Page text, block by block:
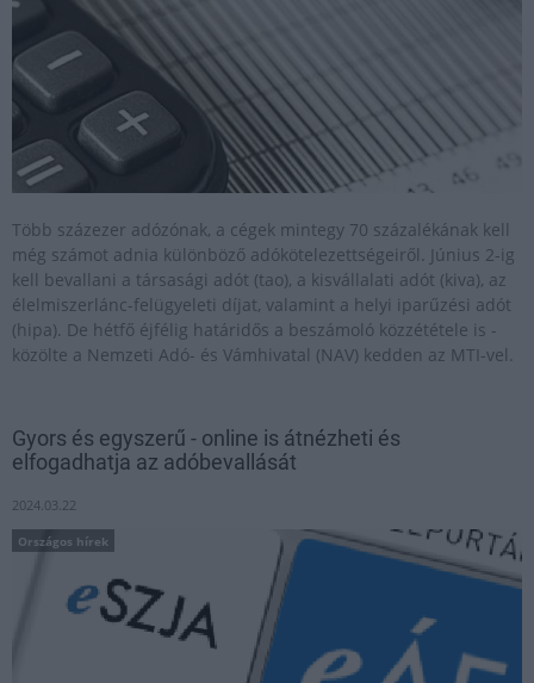
Több százezer adózónak, a cégek mintegy 70 százalékának kell
még számot adnia különböző adókötelezettségeiről. Június 2-ig
kell bevallani a társasági adót (tao), a kisvállalati adót (kiva), az
élelmiszerlánc-felügyeleti díjat, valamint a helyi iparűzési adót
(hipa). De hétfő éjfélig határidős a beszámoló közzététele is -
közölte a Nemzeti Adó- és Vámhivatal (NAV) kedden az MTI-vel.
Gyors és egyszerű - online is átnézheti és
elfogadhatja az adóbevallását
2024.03.22
Országos hírek